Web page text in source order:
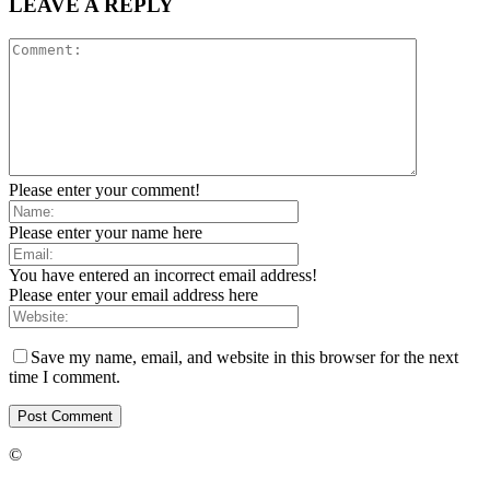
LEAVE A REPLY
Please enter your comment!
Please enter your name here
You have entered an incorrect email address!
Please enter your email address here
Save my name, email, and website in this browser for the next
time I comment.
©